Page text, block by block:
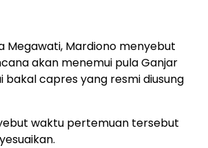
Megawati, Mardiono menyebut
akan menemui pula Ganjar
bakal capres yang resmi diusung
waktu pertemuan tersebut